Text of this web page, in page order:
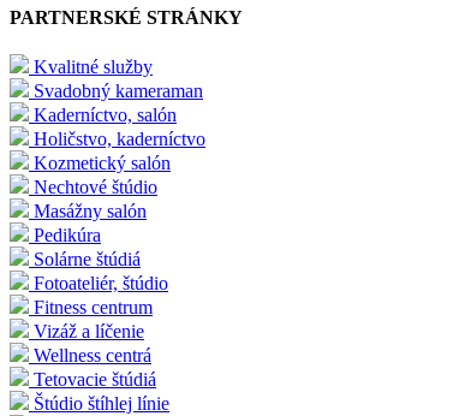
PARTNERSKÉ STRÁNKY
Kvalitné služby
Svadobný kameraman
Kaderníctvo, salón
Holičstvo, kaderníctvo
Kozmetický salón
Nechtové štúdio
Masážny salón
Pedikúra
Solárne štúdiá
Fotoateliér, štúdio
Fitness centrum
Vizáž a líčenie
Wellness centrá
Tetovacie štúdiá
Štúdio štíhlej línie